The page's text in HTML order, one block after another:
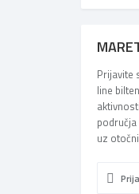
Prijavite
line
uz